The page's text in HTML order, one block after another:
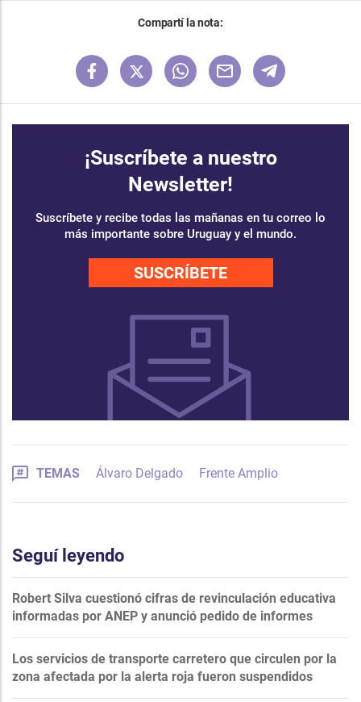
Compartí la nota:
¡Suscríbete a nuestro
Newsletter!
Suscríbete y recibe todas las mañanas en tu correo lo
más importante sobre Uruguay y el mundo.
SUSCRÍBETE
TEMAS Álvaro Delgado Frente Amplio
Seguí leyendo
Robert Silva cuestionó cifras de revinculación educativa
informadas por ANEP y anunció pedido de informes
Los servicios de transporte carretero que circulen por la
zona afectada por la alerta roja fueron suspendidos